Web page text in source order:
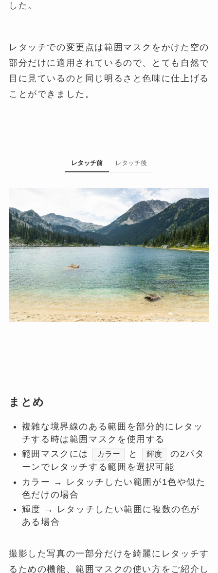
した。
レタッチでの変更点は範囲マスクをかけた空の
部分だけに適用されているので、とても自然で
目に見ているのと同じ明るさと色味に仕上げる
ことができました。
レタッチ前 レタッチ後
まとめ
複雑な境界線のある範囲を部分的にレタッ
チする時は範囲マスクを使用する
範囲マスクには
カラー と 輝度
の2パタ
ーンでレタッチする範囲を選択可能
カラー → レタッチしたい範囲が1色や似た
色だけの場合
輝度 → レタッチしたい範囲に複数の色が
ある場合
撮影した写真の一部分だけを綺麗にレタッチす
るための機能、範囲マスクの使い方をご紹介し